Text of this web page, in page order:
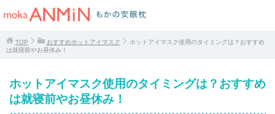
TOP おすすめホットアイマスク
ホットアイマスク使用のタイミングは？おすすめ
は就寝前やお昼休み！
ホットアイマスク使用のタイミングは？おすすめ
は就寝前やお昼休み！